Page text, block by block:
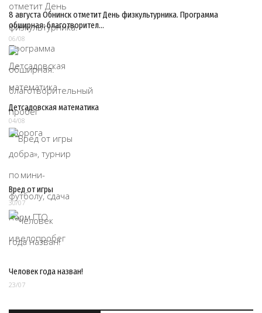
8 августа Обнинск отметит День физкультурника. Программа
обширная: благотворител…
06/08
Детсадовская математика
04/08
Вред от игры
30/07
Человек года назван!
23/07